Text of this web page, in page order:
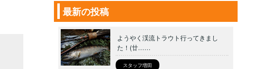
最新の投稿
ようやく渓流トラウト行ってきまし
た！(廿……
スタッフ増田